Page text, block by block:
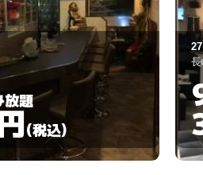
放題
(税込)
西